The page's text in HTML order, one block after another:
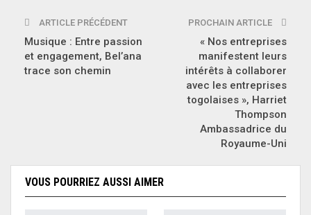
ARTICLE PRÉCÉDENT
Musique : Entre passion
et engagement, Bel’ana
trace son chemin
PROCHAIN ARTICLE
« Nos entreprises
manifestent leurs
intérêts à collaborer
avec les entreprises
togolaises », Harriet
Thompson
Ambassadrice du
Royaume-Uni
VOUS POURRIEZ AUSSI AIMER